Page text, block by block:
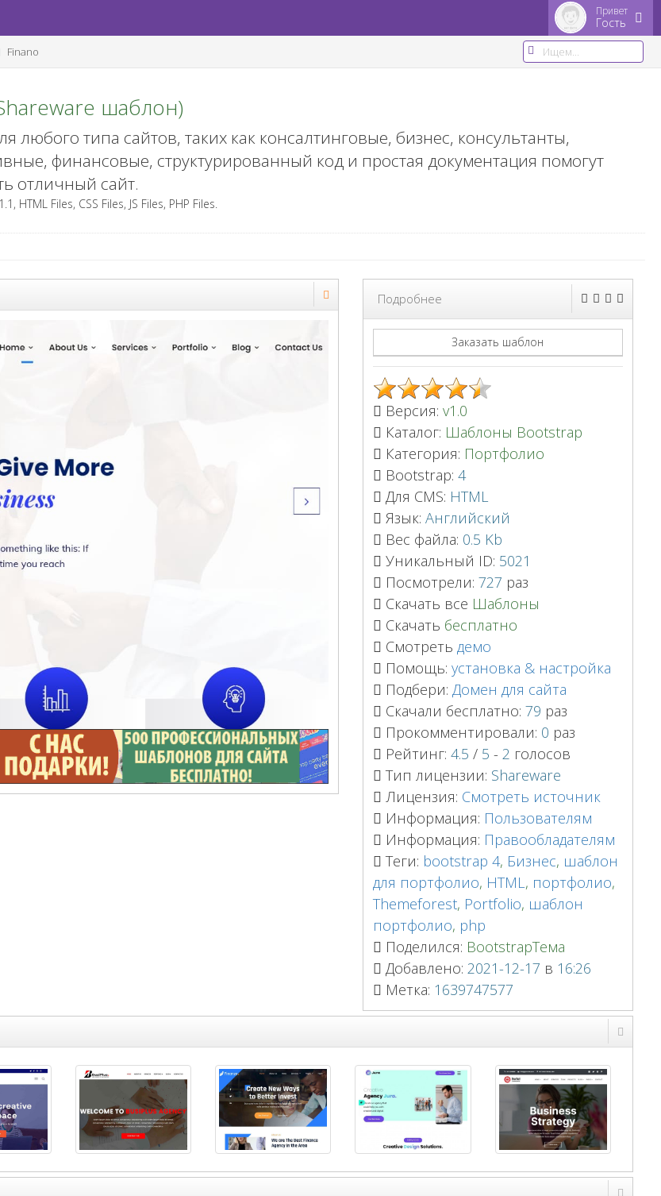
Привет
Гость
Finano
шаблон)
любого типа сайтов, таких как консалтинговые, бизнес, консультанты,
финансовые, структурированный код и простая документация помогут
отличный сайт.
HTML Files, CSS Files, JS Files, PHP Files.
Подробнее
Заказать шаблон
Версия: v1.0
Каталог: Шаблоны Bootstrap
Категория: Портфолио
Bootstrap: 4
Для CMS: HTML
Язык: Английский
Вес файла: 0.5 Kb
Уникальный ID: 5021
Посмотрели: 727 раз
Скачать все Шаблоны
Скачать бесплатно
Смотреть демо
Помощь: установка & настройка
Подбери: Домен для сайта
Скачали бесплатно: 79 раз
Прокомментировали: 0 раз
Рейтинг: 4.5 / 5 - 2 голосов
Тип лицензии: Shareware
Лицензия: Смотреть источник
Информация: Пользователям
Информация: Правообладателям
Теги: bootstrap 4, Бизнес, шаблон
для портфолио, HTML, портфолио,
Themeforest, Portfolio, шаблон
портфолио, php
Поделился: BootstrapТема
Добавлено: 2021-12-17 в 16:26
Метка: 1639747577